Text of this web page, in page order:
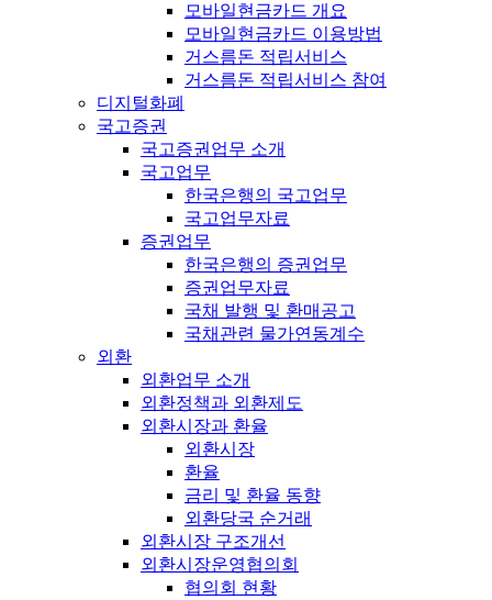
모바일현금카드 개요
모바일현금카드 이용방법
거스름돈 적립서비스
거스름돈 적립서비스 참여
디지털화폐
국고증권
국고증권업무 소개
국고업무
한국은행의 국고업무
국고업무자료
증권업무
한국은행의 증권업무
증권업무자료
국채 발행 및 환매공고
국채관련 물가연동계수
외환
외환업무 소개
외환정책과 외환제도
외환시장과 환율
외환시장
환율
금리 및 환율 동향
외환당국 순거래
외환시장 구조개선
외환시장운영협의회
협의회 현황